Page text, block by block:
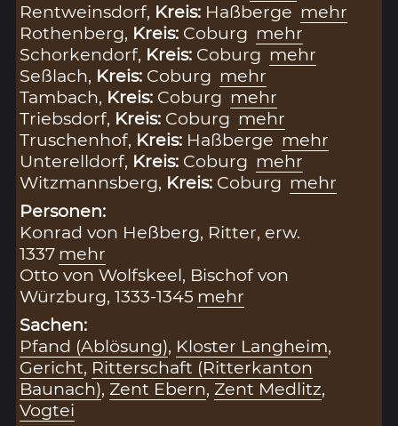
Rentweinsdorf, Kreis: Haßberge mehr
Rothenberg, Kreis: Coburg mehr
Schorkendorf, Kreis: Coburg mehr
Seßlach, Kreis: Coburg mehr
Tambach, Kreis: Coburg mehr
Triebsdorf, Kreis: Coburg mehr
Truschenhof, Kreis: Haßberge mehr
Unterelldorf, Kreis: Coburg mehr
Witzmannsberg, Kreis: Coburg mehr
Personen:
Konrad von Heßberg, Ritter, erw.
1337 mehr
Otto von Wolfskeel, Bischof von
Würzburg, 1333-1345 mehr
Sachen:
Pfand (Ablösung), Kloster Langheim,
Gericht, Ritterschaft (Ritterkanton
Baunach), Zent Ebern, Zent Medlitz,
Vogtei